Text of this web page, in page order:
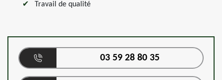
Travail de qualité
03 59 28 80 35